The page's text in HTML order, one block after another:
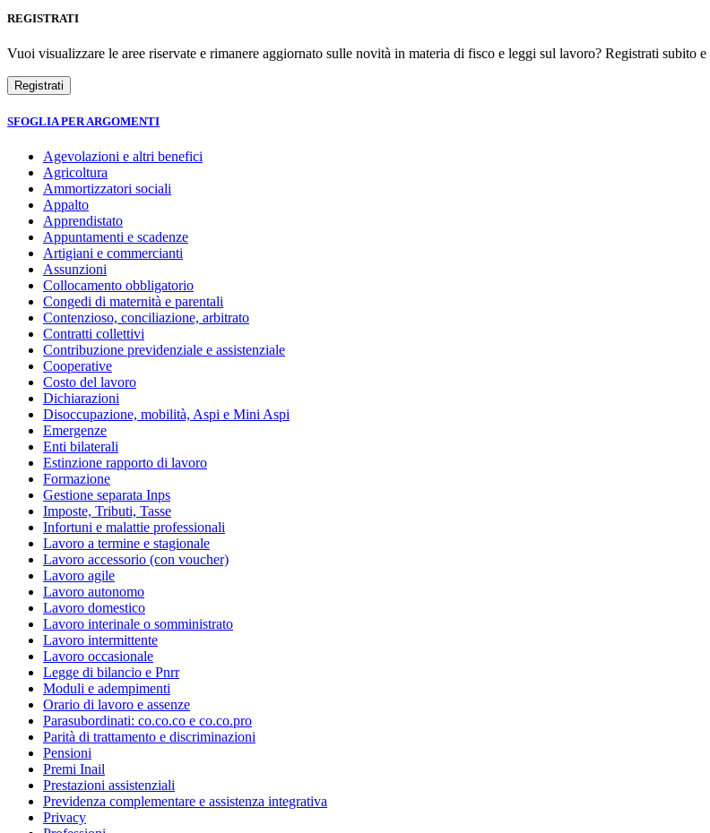
REGISTRATI
Vuoi visualizzare le aree riservate e rimanere aggiornato sulle novità in materia di fisco e leggi sul lavoro? Registrati subito
SFOGLIA PER ARGOMENTI
Agevolazioni e altri benefici
Agricoltura
Ammortizzatori sociali
Appalto
Apprendistato
Appuntamenti e scadenze
Artigiani e commercianti
Assunzioni
Collocamento obbligatorio
Congedi di maternità e parentali
Contenzioso, conciliazione, arbitrato
Contratti collettivi
Contribuzione previdenziale e assistenziale
Cooperative
Costo del lavoro
Dichiarazioni
Disoccupazione, mobilità, Aspi e Mini Aspi
Emergenze
Enti bilaterali
Estinzione rapporto di lavoro
Formazione
Gestione separata Inps
Imposte, Tributi, Tasse
Infortuni e malattie professionali
Lavoro a termine e stagionale
Lavoro accessorio (con voucher)
Lavoro agile
Lavoro autonomo
Lavoro domestico
Lavoro interinale o somministrato
Lavoro intermittente
Lavoro occasionale
Legge di bilancio e Pnrr
Moduli e adempimenti
Orario di lavoro e assenze
Parasubordinati: co.co.co e co.co.pro
Parità di trattamento e discriminazioni
Pensioni
Premi Inail
Prestazioni assistenziali
Previdenza complementare e assistenza integrativa
Privacy